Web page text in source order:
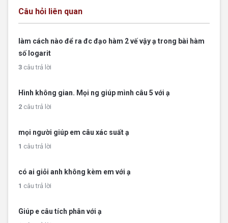
Câu hỏi liên quan
làm cách nào để ra đc đạo hàm 2 vế vậy ạ trong bài hàm
số logarit
3 câu trả lời
Hình không gian. Mọi ng giúp mình câu 5 với ạ
2 câu trả lời
mọi người giúp em câu xác suất ạ
1 câu trả lời
có ai giỏi anh không kèm em với ạ
1 câu trả lời
Giúp e câu tích phân với ạ